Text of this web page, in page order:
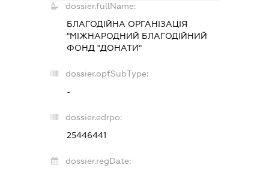
dossier.fullName:
БЛАГОДІЙНА ОРГАНІЗАЦІЯ
"МІЖНАРОДНИЙ БЛАГОДІЙНИЙ
ФОНД "ДОНАТИ"
dossier.opfSubType:
-
dossier.edrpo:
25446441
dossier.regDate: